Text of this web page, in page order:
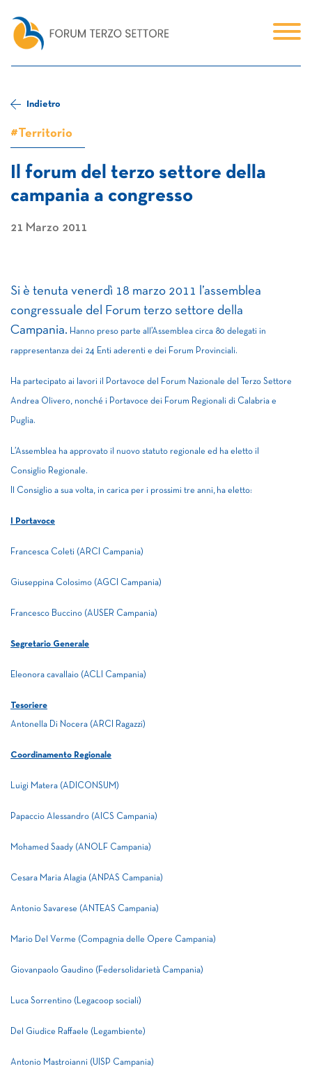
Indietro
#Territorio
Il forum del terzo settore della
campania a congresso
21 Marzo 2011
Si è tenuta venerdì 18 marzo 2011 l’assemblea
congressuale del Forum terzo settore della
Campania. Hanno preso parte all’Assemblea circa 80 delegati in
rappresentanza dei 24 Enti aderenti e dei Forum Provinciali.
Ha partecipato ai lavori il Portavoce del Forum Nazionale del Terzo Settore
Andrea Olivero, nonché i Portavoce dei Forum Regionali di Calabria e
Puglia.
L’Assemblea ha approvato il nuovo statuto regionale ed ha eletto il
Consiglio Regionale.
Il Consiglio a sua volta, in carica per i prossimi tre anni, ha eletto:
I Portavoce
Francesca Coleti (ARCI Campania)
Giuseppina Colosimo (AGCI Campania)
Francesco Buccino (AUSER Campania)
Segretario Generale
Eleonora cavallaio (ACLI Campania)
Tesoriere
Antonella Di Nocera (ARCI Ragazzi)
Coordinamento Regionale
Luigi Matera (ADICONSUM)
Papaccio Alessandro (AICS Campania)
Mohamed Saady (ANOLF Campania)
Cesara Maria Alagia (ANPAS Campania)
Antonio Savarese (ANTEAS Campania)
Mario Del Verme (Compagnia delle Opere Campania)
Giovanpaolo Gaudino (Federsolidarietà Campania)
Luca Sorrentino (Legacoop sociali)
Del Giudice Raffaele (Legambiente)
Antonio Mastroianni (UISP Campania)